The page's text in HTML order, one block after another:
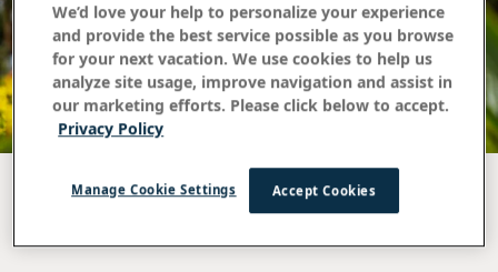
We’d love your help to personalize your experience
and provide the best service possible as you browse
for your next vacation. We use cookies to help us
analyze site usage, improve navigation and assist in
our marketing efforts. Please click below to accept.
Privacy Policy
Accept Cookies
Manage Cookie Settings